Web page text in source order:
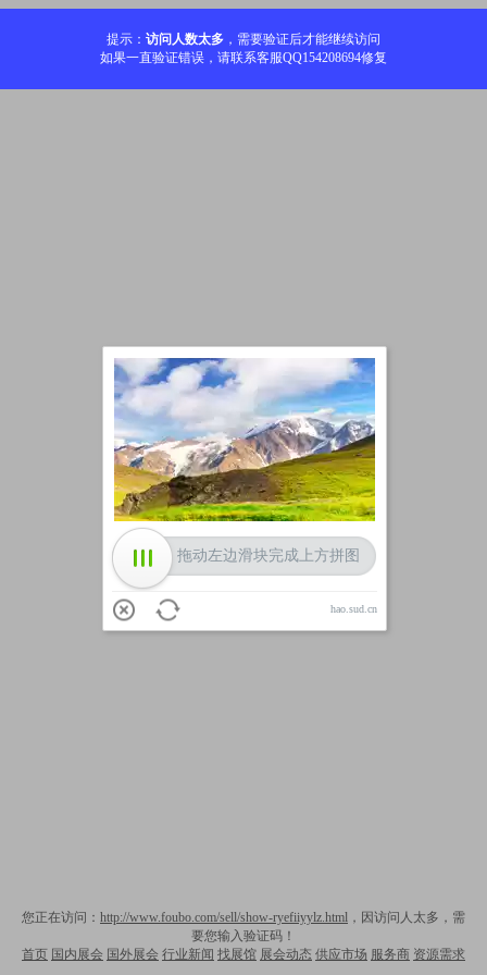
提示： 访问人数太多 ，需要验证后才能继续访问
如果一直验证错误，请联系客服QQ154208694修复
您正在访问： http://www.foubo.com/sell/show-ryefiiyylz.html ，因访问人太多，需
要您输入验证码！
首页 国内展会 国外展会 行业新闻 找展馆 展会动态 供应市场 服务商 资源需求
加载中
拖动左边滑块完成上方拼图
hao.sud.cn